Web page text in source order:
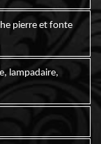
pierre et fonte
lampadaire,